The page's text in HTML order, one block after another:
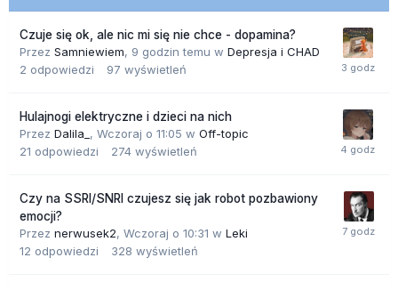
Czuje się ok, ale nic mi się nie chce - dopamina?
Przez Samniewiem, 9 godzin temu w Depresja i CHAD
2 odpowiedzi 97 wyświetleń
Hulajnogi elektryczne i dzieci na nich
Przez Dalila_ , Wczoraj o 11:05 w Off-topic
21 odpowiedzi 274 wyświetleń
Czy na SSRI/SNRI czujesz się jak robot pozbawiony
emocji?
Przez nerwusek2, Wczoraj o 10:31 w Leki
12 odpowiedzi 328 wyświetleń